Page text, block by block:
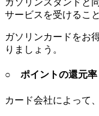
ガソリンスタンドと
サービスを受けるこ
ガソリンカードをお
りましょう。
○ ポイントの還元率
カード会社によって